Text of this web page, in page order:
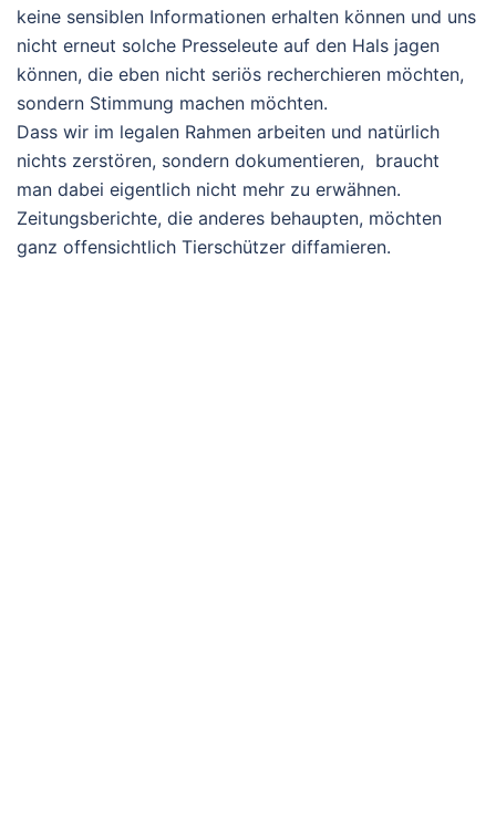
keine sensiblen Informationen erhalten können und uns
nicht erneut solche Presseleute auf den Hals jagen
können, die eben nicht seriös recherchieren möchten,
sondern Stimmung machen möchten.
Dass wir im legalen Rahmen arbeiten und natürlich
nichts zerstören, sondern dokumentieren, braucht
man dabei eigentlich nicht mehr zu erwähnen.
Zeitungsberichte, die anderes behaupten, möchten
ganz offensichtlich Tierschützer diffamieren.